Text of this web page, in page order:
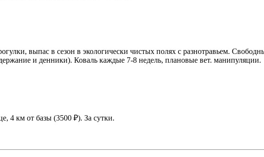
выпас в сезон в экологически чистых полях с разнотравьем.
и денники). Коваль каждые 7-8 недель, плановые вет. манипуляции.
4 км от базы (3500 ₽). За сутки.